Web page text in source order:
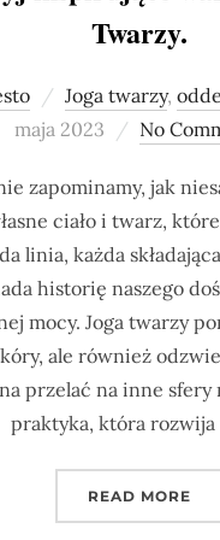
Twarzy.
Joga twarzy,
maja 2023
No
zapominamy, jak
ciało i twarz,
linia, każda
historię naszego
mocy. Joga twarzy
ale również
przelać na inne sfery
praktyka, która
READ MORE